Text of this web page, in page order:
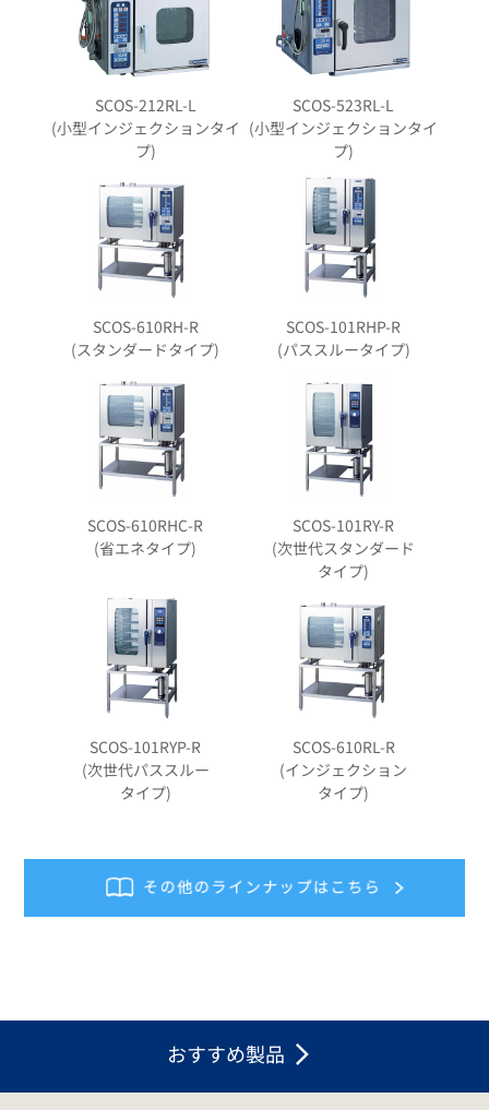
SCOS-212RL-L
(小型インジェクションタイ
プ)
SCOS-523RL-L
(小型インジェクションタイ
プ)
SCOS-610RH-R
(スタンダードタイプ)
SCOS-101RHP-R
(パススルータイプ)
SCOS-610RHC-R
(省エネタイプ)
SCOS-101RY-R
(次世代スタンダード
タイプ)
SCOS-101RYP-R
(次世代パススルー
タイプ)
SCOS-610RL-R
(インジェクション
タイプ)
おすすめ製品